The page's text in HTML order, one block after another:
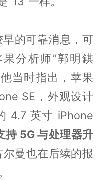
的可靠消息，可
分析师”郭明錤
当时指出，苹果
SE，外观设计
4.7 英寸 iPhone
持 5G 与处理器升
尔曼也在后续的报